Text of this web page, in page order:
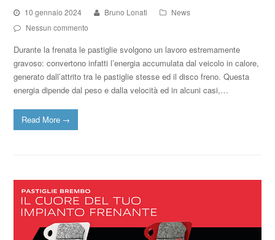
10 gennaio 2024 Bruno Lonati
News
Nessun commento
Durante la frenata le pastiglie svolgono un lavoro estremamente
gravoso: convertono infatti l’energia accumulata dal veicolo in calore,
generato dall’attrito tra le pastiglie stesse ed il disco freno. Questa
energia dipende dal peso e dalla velocità ed in alcuni casi,…
Read More →